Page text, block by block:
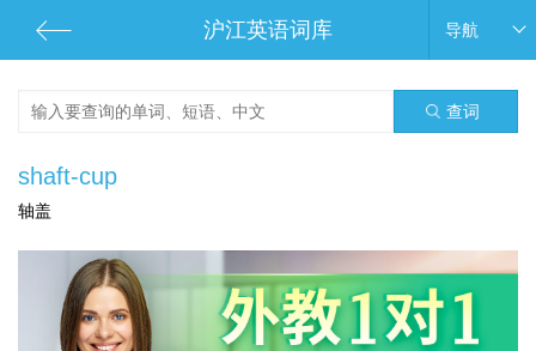
沪江英语词库 导航
查词
shaft-cup
轴盖